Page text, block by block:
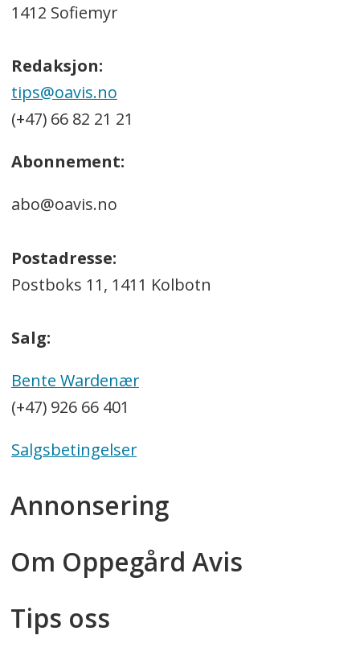
1412 Sofiemyr
Redaksjon:
tips@oavis.no
(+47) 66 82 21 21
Abonnement:
abo@oavis.no
Postadresse:
Postboks 11, 1411 Kolbotn
Salg:
Bente Wardenær
(+47) 926 66 401
Salgsbetingelser
Annonsering
Om Oppegård Avis
Tips oss